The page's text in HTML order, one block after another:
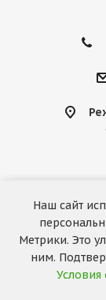
Наш сайт
Метрики. Это
ним.